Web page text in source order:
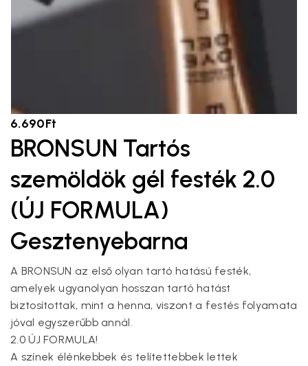
6.690Ft
BRONSUN Tartós
szemöldök gél festék 2.0
(ÚJ FORMULA)
Gesztenyebarna
A BRONSUN az első olyan tartó hatású festék,
amelyek ugyanolyan hosszan tartó hatást
biztosítottak, mint a henna, viszont a festés folyamata
jóval egyszerűbb annál.
2.0 ÚJ FORMULA!
A színek élénkebbek és telítettebbek lettek